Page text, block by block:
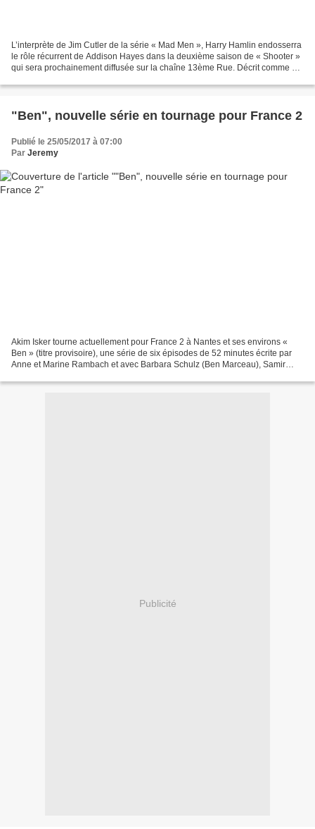
L’interprète de Jim Cutler de la série « Mad Men », Harry Hamlin endosserra
le rôle récurrent de Addison Hayes dans la deuxième saison de « Shooter »
qui sera prochainement diffusée sur la chaîne 13ème Rue. Décrit comme un
"Ben", nouvelle série en tournage pour France 2
Publié le 25/05/2017 à 07:00
Par Jeremy
Akim Isker tourne actuellement pour France 2 à Nantes et ses environs «
Ben » (titre provisoire), une série de six épisodes de 52 minutes écrite par
Anne et Marine Rambach et avec Barbara Schulz (Ben Marceau), Samir
Publicité